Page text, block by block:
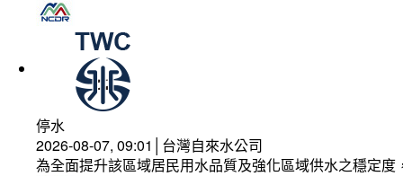
停水
2026-08-07, 09:01│台灣自來水公司
為全面提升該區域居民用水品質及強化區域供水之穩定